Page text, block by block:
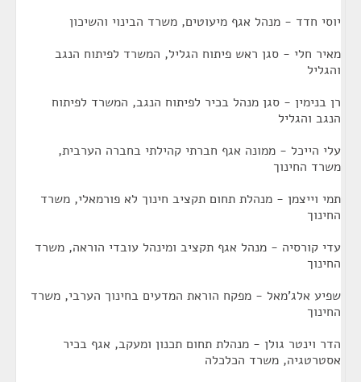
יוסי חדד - מנהל אגף מיעוטים, משרד הבינוי והשיכון
מאיר חלי - סגן ראש פיתוח הגליל, המשרד לפיתוח הנגב
והגליל
רן בנימין - סגן מנהל בכיר לפיתוח הנגב, המשרד לפיתוח
הנגב והגליל
עלי הייכל - ממונה אגף חברתי קהילתי בחברה הערבית,
משרד החינוך
תמי וייצמן - מנהלת תחום תקציב חינוך לא פורמאלי, משרד
החינוך
עדי קורסיה - מנהל אגף תקציב ומינהל עובדי הוראה, משרד
החינוך
שפיע אלג'מאל - מפקח הוראת המדעים בחינוך הערבי, משרד
החינוך
הדר וינטר גולן - מנהלת תחום תכנון ומעקב, אגף בכיר
אסטרטגיה, משרד הכלכלה